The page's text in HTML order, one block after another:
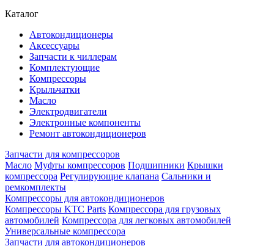
Каталог
Автокондиционеры
Аксессуары
Запчасти к чиллерам
Комплектующие
Компрессоры
Крыльчатки
Масло
Электродвигатели
Электронные компоненты
Ремонт автокондиционеров
Запчасти для компрессоров
Масло Муфты компрессоров Подшипники Крышки
компрессора Регулирующие клапана Сальники и
ремкомплекты
Компрессоры для автокондиционеров
Компрессоры KTC Parts Компрессора для грузовых
автомобилей Компрессора для легковых автомобилей
Универсальные компрессора
Запчасти для автокондиционеров